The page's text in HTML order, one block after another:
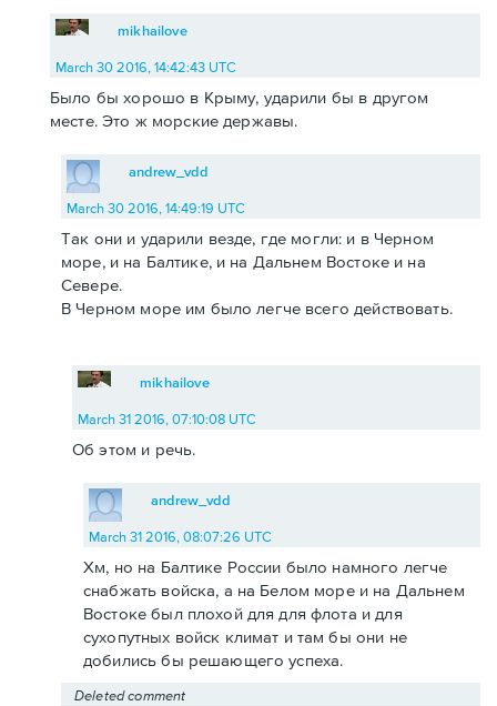
mikhailove
March 30 2016, 14:42:43 UTC
Было бы хорошо в Крыму, ударили бы в другом
месте. Это ж морские державы.
andrew_vdd
March 30 2016, 14:49:19 UTC
Так они и ударили везде, где могли: и в Черном
море, и на Балтике, и на Дальнем Востоке и на
Севере.
В Черном море им было легче всего действовать.
mikhailove
March 31 2016, 07:10:08 UTC
Об этом и речь.
andrew_vdd
March 31 2016, 08:07:26 UTC
Хм, но на Балтике России было намного легче
снабжать войска, а на Белом море и на Дальнем
Востоке был плохой для для флота и для
сухопутных войск климат и там бы они не
добились бы решающего успеха.
Deleted comment